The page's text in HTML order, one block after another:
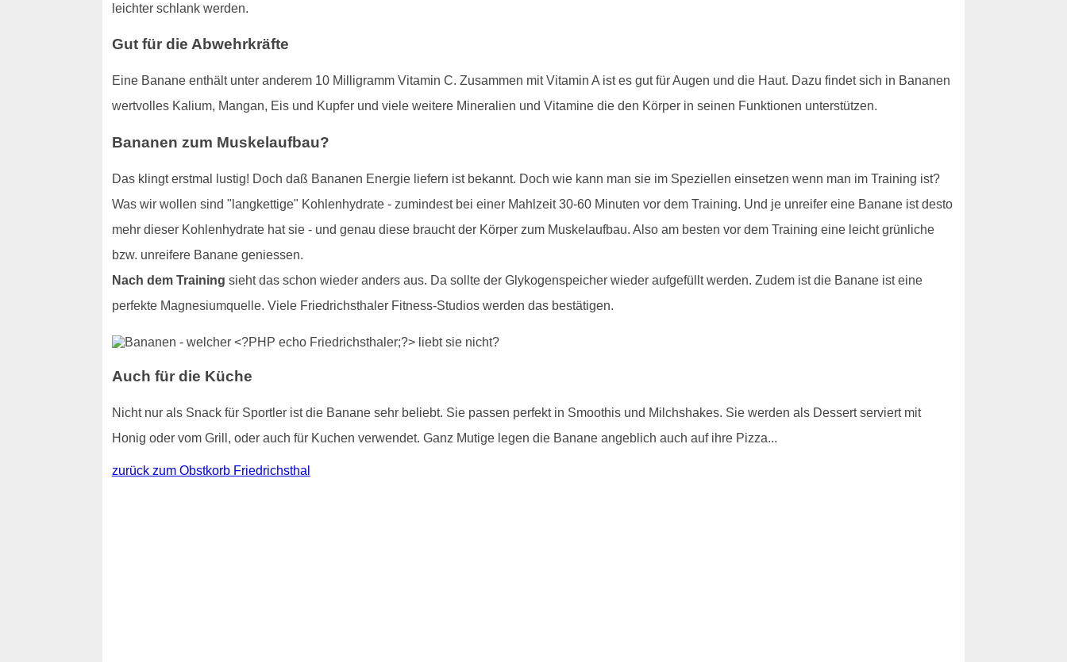
leichter schlank werden.
Gut für die Abwehrkräfte
Eine Banane enthält unter anderem 10 Milligramm Vitamin C. Zusammen mit Vitamin A ist es gut für Augen und die Haut. Dazu findet sich in Bananen
wertvolles Kalium, Mangan, Eis und Kupfer und viele weitere Mineralien und Vitamine die den Körper in seinen Funktionen unterstützen.
Bananen zum Muskelaufbau?
Das klingt erstmal lustig! Doch daß Bananen Energie liefern ist bekannt. Doch wie kann man sie im Speziellen einsetzen wenn man im Training ist?
Was wir wollen sind "langkettige" Kohlenhydrate - zumindest bei einer Mahlzeit 30-60 Minuten vor dem Training. Und je unreifer eine Banane ist desto
mehr dieser Kohlenhydrate hat sie - und genau diese braucht der Körper zum Muskelaufbau. Also am besten vor dem Training eine leicht grünliche
bzw. unreifere Banane geniessen.
Nach dem Training sieht das schon wieder anders aus. Da sollte der Glykogenspeicher wieder aufgefüllt werden. Zudem ist die Banane ist eine
perfekte Magnesiumquelle. Viele Friedrichsthaler Fitness-Studios werden das bestätigen.
Auch für die Küche
Nicht nur als Snack für Sportler ist die Banane sehr beliebt. Sie passen perfekt in Smoothis und Milchshakes. Sie werden als Dessert serviert mit
Honig oder vom Grill, oder auch für Kuchen verwendet. Ganz Mutige legen die Banane angeblich auch auf ihre Pizza...
zurück zum Obstkorb Friedrichsthal